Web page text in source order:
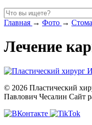
Главная → Фото →
Лечение
© 2026 Пластический
Павлович Чесалин Сайт